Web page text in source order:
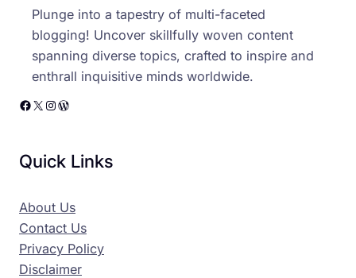
Plunge into a tapestry of multi-faceted
blogging! Uncover skillfully woven content
spanning diverse topics, crafted to inspire and
enthrall inquisitive minds worldwide.
Facebook X Instagram WordPress
Quick Links
About Us
Contact Us
Privacy Policy
Disclaimer